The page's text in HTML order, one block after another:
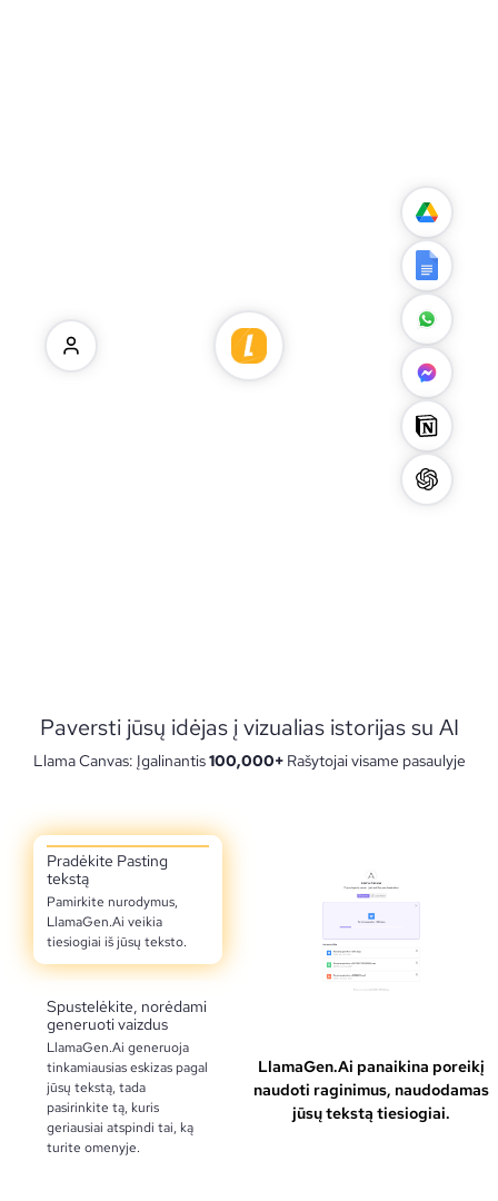
Paversti jūsų idėjas į vizualias istorijas su AI
Llama Canvas: Įgalinantis100,000+ Rašytojai visame pasaulyje
Pradėkite Pasting
tekstą
Pamirkite nurodymus,
LlamaGen.Ai veikia
tiesiogiai iš jūsų teksto.
Spustelėkite, norėdami
generuoti vaizdus
LlamaGen.Ai generuoja
tinkamiausias eskizas pagal
jūsų tekstą, tada
pasirinkite tą, kuris
geriausiai atspindi tai, ką
turite omenyje.
LlamaGen.Ai panaikina poreikį
naudoti raginimus, naudodamas
jūsų tekstą tiesiogiai.